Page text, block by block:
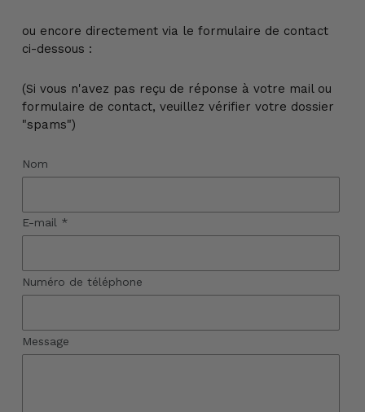
ou encore directement via le formulaire de contact
ci-dessous :
(Si vous n'avez pas reçu de réponse à votre mail ou
formulaire de contact, veuillez vérifier votre dossier
"spams")
Nom
E-mail *
Numéro de téléphone
Message